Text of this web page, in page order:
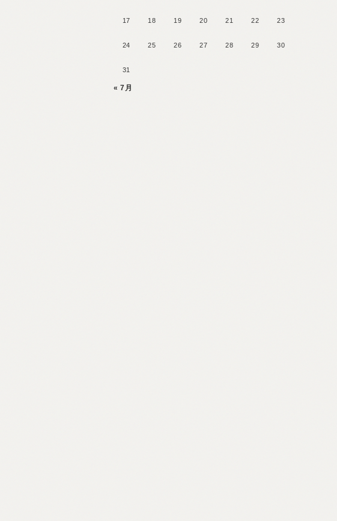
17 18 19 20 21 22 23
24 25 26 27 28 29 30
31
« 7月